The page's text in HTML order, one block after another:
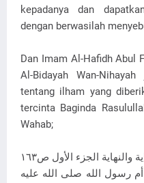
kepadanya dan
dengan berwasilah
Dan Imam Al-Hafidh Abul
Al-Bidayah Wan-
tentang ilham yang
tercinta Baginda
Wahab;
والنهاية الجزء الأول ص١٦٣
رسول الله صلى الله عليه